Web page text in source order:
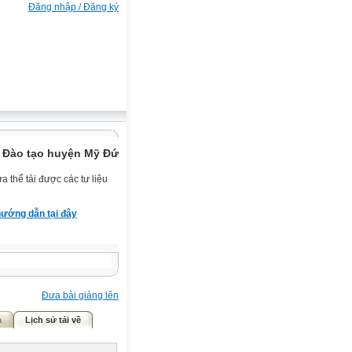
Đăng nhập / Đăng ký
tạo huyện Mỹ Đức.
thể tải được các tư liệu
dẫn tại đây
Đưa bài giảng lên
Lịch sử tải về